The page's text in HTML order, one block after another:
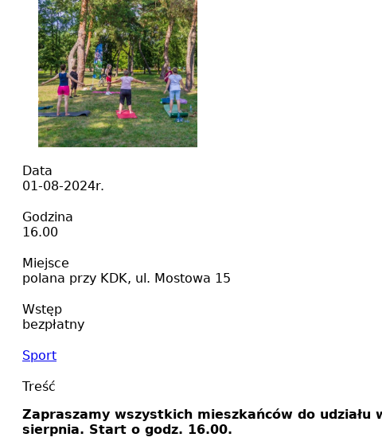
Data
01-08-2024r.
Godzina
16.00
Miejsce
polana przy KDK, ul. Mostowa 15
Wstęp
bezpłatny
Sport
Treść
Zapraszamy wszystkich mieszkańców do
sierpnia. Start o godz. 16.00.